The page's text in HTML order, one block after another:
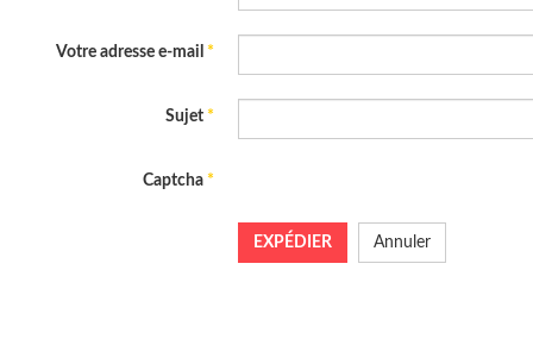
Votre adresse e-mail *
Sujet *
Captcha *
EXPÉDIER Annuler